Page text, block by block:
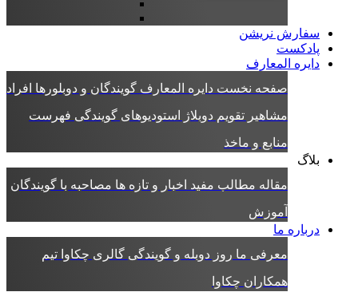
سفارش نریشن
پادکست
دایره المعارف
صفحه نخست دایره المعارف گویندگان و دوبلورها افراد
مشاهیر تقویم دوبلاژ استودیوهای گویندگی فهرست
منابع و ماخذ
بلاگ
مقاله مطالب مفید اخبار و تازه ها مصاحبه با گویندگان
آموزش
درباره ما
معرفی ما روز دوبله و گویندگی گالری چکاوا تیم
همکاران چکاوا